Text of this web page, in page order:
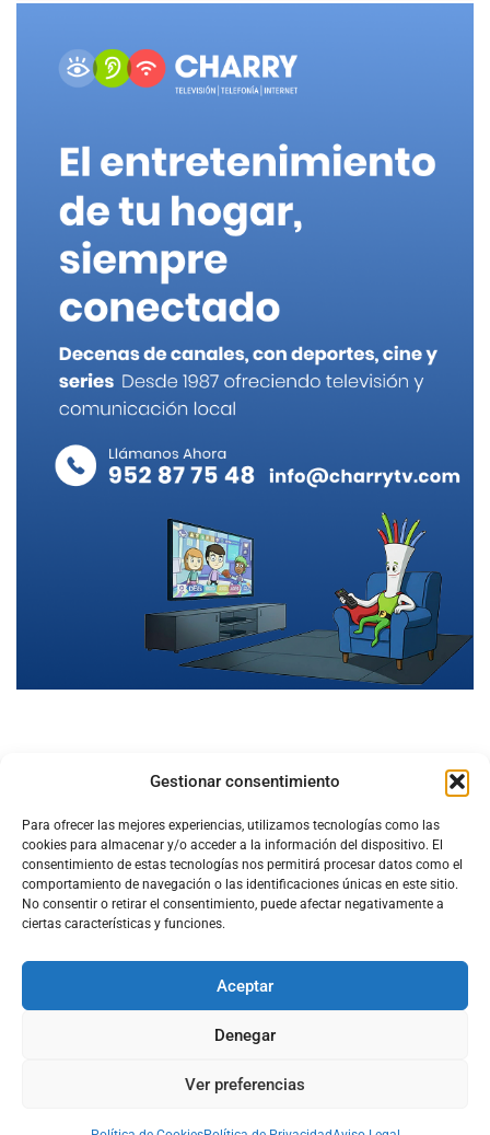
Gestionar consentimiento
Para ofrecer las mejores experiencias, utilizamos tecnologías como las
cookies para almacenar y/o acceder a la información del dispositivo. El
consentimiento de estas tecnologías nos permitirá procesar datos como el
comportamiento de navegación o las identificaciones únicas en este sitio.
No consentir o retirar el consentimiento, puede afectar negativamente a
ciertas características y funciones.
Aceptar
Denegar
Ver preferencias
Acerca de Nosotros